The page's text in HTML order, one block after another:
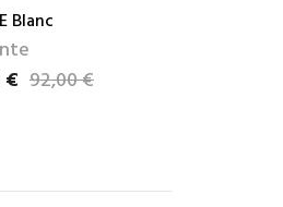
Blanc
€
base92,00 €